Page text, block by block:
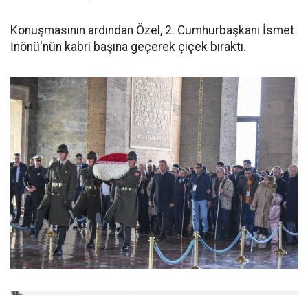
Konuşmasının ardından Özel, 2. Cumhurbaşkanı İsmet
İnönü'nün kabri başına geçerek çiçek bıraktı.